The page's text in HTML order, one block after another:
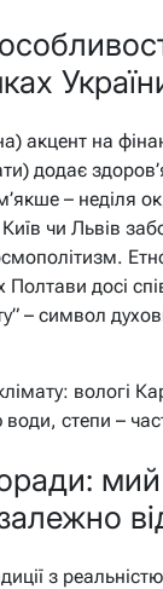
акцент на
додає
– неділя
чи Львів
Полтави досі
– символ
вологі
степи –
мий
з